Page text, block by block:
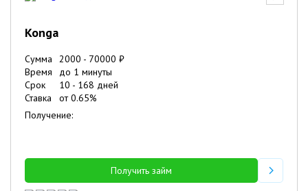
Konga
Сумма 2000 - 70000 ₽
Время
до 1 минуты
Срок
10 - 168 дней
Ставка
от0.65%
Получение:
Получить займ